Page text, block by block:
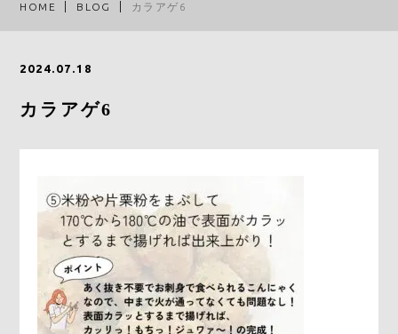
HOME BLOG カラアゲ6
2024.07.18
カラアゲ6
ブログ
0278-25-3400
平日9：00～17：00
定休日：土日祝日